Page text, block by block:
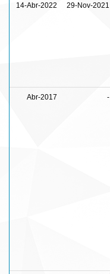
14-Abr-2022 29-Nov-2021
Abr-2017 -